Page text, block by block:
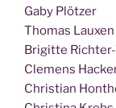
Gaby Plötzer
Tho­mas Lauxen
Bri­git­te
Cle­mens
Chris­ti­an